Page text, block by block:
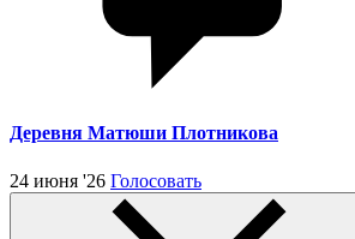
Деревня Матюши Плотникова
24 июня '26 Голосовать